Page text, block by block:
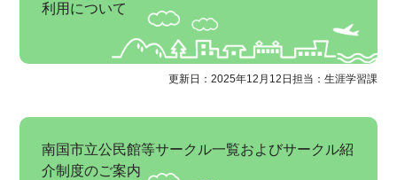
利用について
更新日：2025年12月12日 担当：生涯学習課
南国市立公民館等サークル一覧およびサークル紹
介制度のご案内